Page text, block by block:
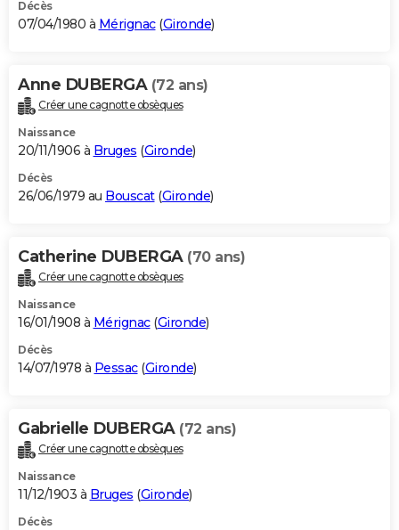
Décès
07/04/1980 à Mérignac(Gironde)
Anne DUBERGA (72 ans)
Créer une cagnotte obsèques
Naissance
20/11/1906 à Bruges (Gironde)
Décès
26/06/1979 au Bouscat(Gironde)
Catherine DUBERGA (70 ans)
Créer une cagnotte obsèques
Naissance
16/01/1908 à Mérignac(Gironde)
Décès
14/07/1978 à Pessac(Gironde)
Gabrielle DUBERGA (72 ans)
Créer une cagnotte obsèques
Naissance
11/12/1903 à Bruges (Gironde)
Décès